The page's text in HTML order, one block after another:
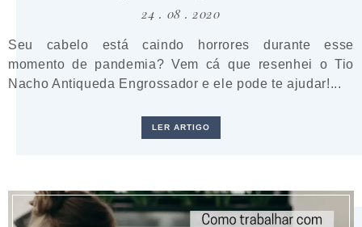
24 . 08 . 2020
Seu cabelo está caindo horrores durante esse
momento de pandemia? Vem cá que resenhei o Tio
Nacho Antiqueda Engrossador e ele pode te ajudar!...
LER ARTIGO